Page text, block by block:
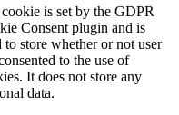
is set by the GDPR
Consent plugin and is
to store whether or not user
to the use of
It does not store any
data.